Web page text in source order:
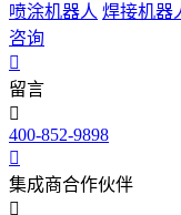
喷涂机器人 焊接机器
咨询
留言
400-852-9898
集成商合作伙伴